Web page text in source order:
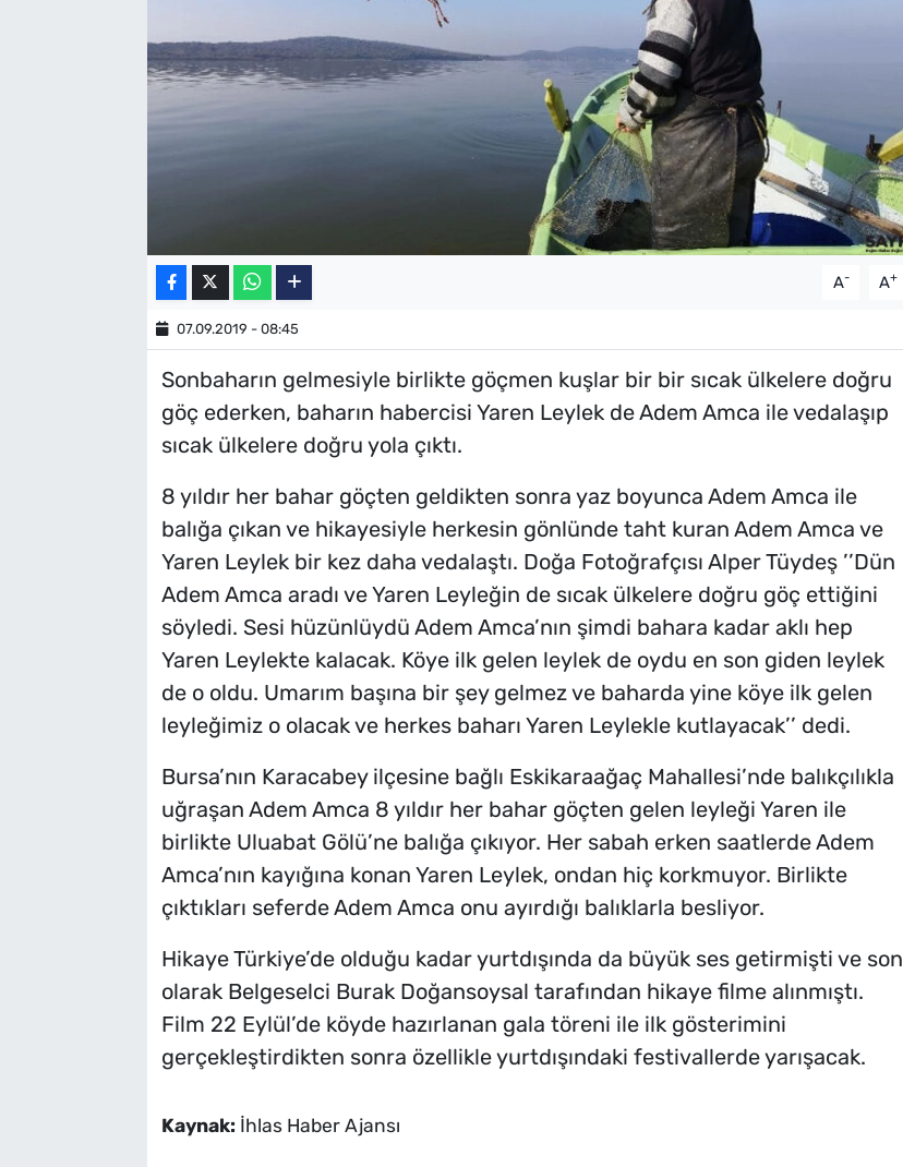
A- A+
07.09.2019 - 08:45
Sonbaharın gelmesiyle birlikte göçmen kuşlar bir bir sıcak ülkelere doğru
göç ederken, baharın habercisi Yaren Leylek de Adem Amca ile vedalaşıp
sıcak ülkelere doğru yola çıktı.
8 yıldır her bahar göçten geldikten sonra yaz boyunca Adem Amca ile
balığa çıkan ve hikayesiyle herkesin gönlünde taht kuran Adem Amca ve
Yaren Leylek bir kez daha vedalaştı. Doğa Fotoğrafçısı Alper Tüydeş ’’Dün
Adem Amca aradı ve Yaren Leyleğin de sıcak ülkelere doğru göç ettiğini
söyledi. Sesi hüzünlüydü Adem Amca’nın şimdi bahara kadar aklı hep
Yaren Leylekte kalacak. Köye ilk gelen leylek de oydu en son giden leylek
de o oldu. Umarım başına bir şey gelmez ve baharda yine köye ilk gelen
leyleğimiz o olacak ve herkes baharı Yaren Leylekle kutlayacak’’ dedi.
Bursa’nın Karacabey ilçesine bağlı Eskikaraağaç Mahallesi’nde balıkçılıkla
uğraşan Adem Amca 8 yıldır her bahar göçten gelen leyleği Yaren ile
birlikte Uluabat Gölü’ne balığa çıkıyor. Her sabah erken saatlerde Adem
Amca’nın kayığına konan Yaren Leylek, ondan hiç korkmuyor. Birlikte
çıktıkları seferde Adem Amca onu ayırdığı balıklarla besliyor.
Hikaye Türkiye’de olduğu kadar yurtdışında da büyük ses getirmişti ve son
olarak Belgeselci Burak Doğansoysal tarafından hikaye filme alınmıştı.
Film 22 Eylül’de köyde hazırlanan gala töreni ile ilk gösterimini
gerçekleştirdikten sonra özellikle yurtdışındaki festivallerde yarışacak.
Kaynak: İhlas Haber Ajansı
TV REHBERİ